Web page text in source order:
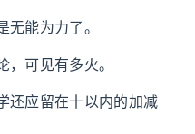
能为力了。
可见有多火。
还应留在十以内的加减